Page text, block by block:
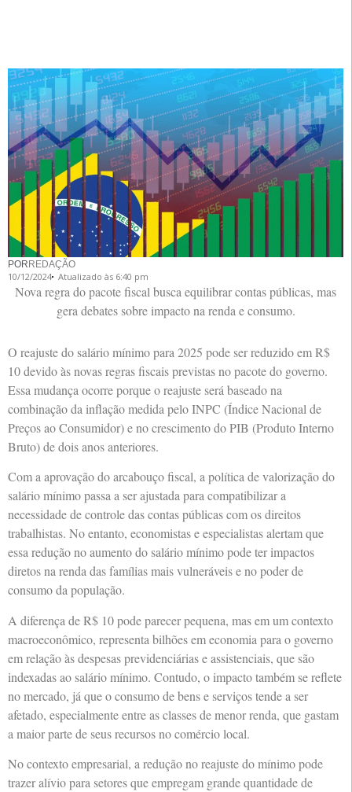
POR REDAÇÃO
10/12/2024 Atualizado às 6:40 pm
Nova regra do pacote fiscal busca equilibrar contas públicas, mas
gera debates sobre impacto na renda e consumo.
O reajuste do salário mínimo para 2025 pode ser reduzido em R$
10 devido às novas regras fiscais previstas no pacote do governo.
Essa mudança ocorre porque o reajuste será baseado na
combinação da inflação medida pelo INPC (Índice Nacional de
Preços ao Consumidor) e no crescimento do PIB (Produto Interno
Bruto) de dois anos anteriores.
Com a aprovação do arcabouço fiscal, a política de valorização do
salário mínimo passa a ser ajustada para compatibilizar a
necessidade de controle das contas públicas com os direitos
trabalhistas. No entanto, economistas e especialistas alertam que
essa redução no aumento do salário mínimo pode ter impactos
diretos na renda das famílias mais vulneráveis e no poder de
consumo da população.
A diferença de R$ 10 pode parecer pequena, mas em um contexto
macroeconômico, representa bilhões em economia para o governo
em relação às despesas previdenciárias e assistenciais, que são
indexadas ao salário mínimo. Contudo, o impacto também se reflete
no mercado, já que o consumo de bens e serviços tende a ser
afetado, especialmente entre as classes de menor renda, que gastam
a maior parte de seus recursos no comércio local.
No contexto empresarial, a redução no reajuste do mínimo pode
trazer alívio para setores que empregam grande quantidade de